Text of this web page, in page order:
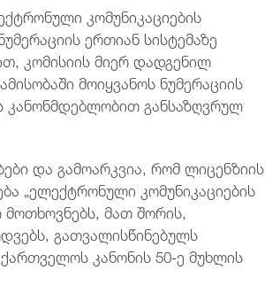
კომუნიკაციების
ერთიან სისტემაზე
კომისიის მიერ დადგენილ
მოიყვანოს ნუმერაციის
განსაზღვრულ
და გამოარკვია, რომ ლიცენზიის
„ელექტრონული კომუნიკაციების
მათ შორის,
გათვალისწინებულს
კანონის 50-ე მუხლის